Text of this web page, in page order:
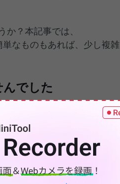
？本記事では、
なものもあれば、少し複雑
んでした